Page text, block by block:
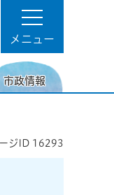
メニュー
市政情報
ジID 16293